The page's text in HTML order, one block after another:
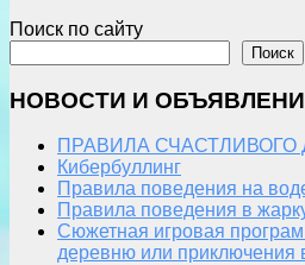
Поиск по сайту
Поиск
НОВОСТИ И
ПРАВИЛА СЧАСТЛИВОГО
Кибербуллинг
Правила поведения на
Правила поведения в
Сюжетная игровая
деревню или приключения